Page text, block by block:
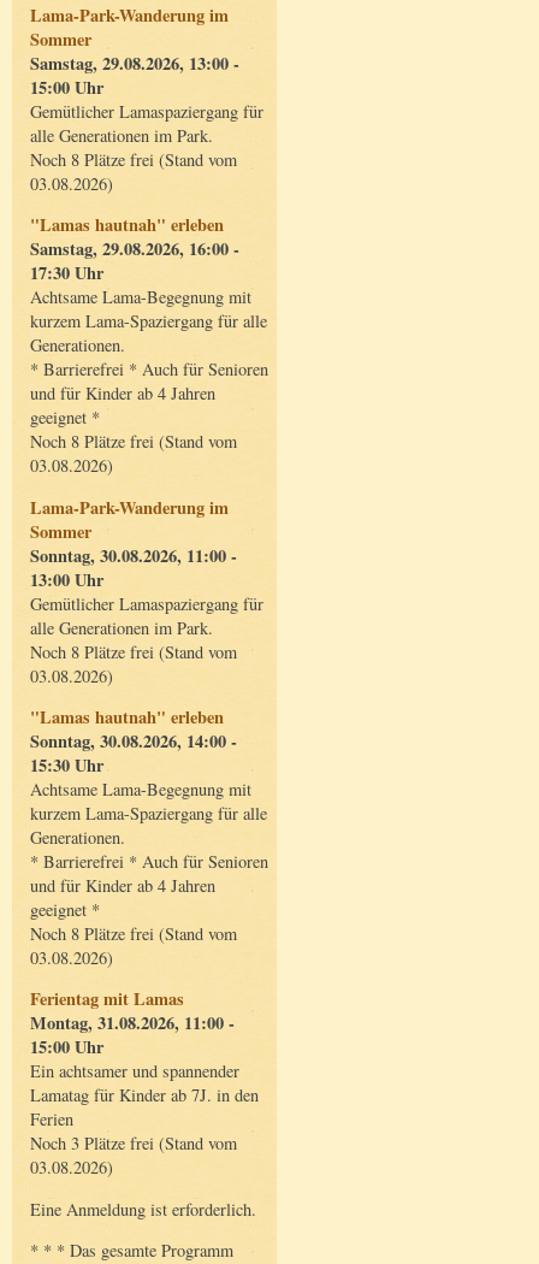
Lama-Park-Wanderung im
Sommer
Samstag, 29.08.2026, 13:00 -
15:00 Uhr
Gemütlicher Lamaspaziergang für
alle Generationen im Park.
Noch 8 Plätze frei (Stand vom
03.08.2026)
"Lamas hautnah" erleben
Samstag, 29.08.2026, 16:00 -
17:30 Uhr
Achtsame Lama-Begegnung mit
kurzem Lama-Spaziergang für alle
Generationen.
* Barrierefrei * Auch für Senioren
und für Kinder ab 4 Jahren
geeignet *
Noch 8 Plätze frei (Stand vom
03.08.2026)
Lama-Park-Wanderung im
Sommer
Sonntag, 30.08.2026, 11:00 -
13:00 Uhr
Gemütlicher Lamaspaziergang für
alle Generationen im Park.
Noch 8 Plätze frei (Stand vom
03.08.2026)
"Lamas hautnah" erleben
Sonntag, 30.08.2026, 14:00 -
15:30 Uhr
Achtsame Lama-Begegnung mit
kurzem Lama-Spaziergang für alle
Generationen.
* Barrierefrei * Auch für Senioren
und für Kinder ab 4 Jahren
geeignet *
Noch 8 Plätze frei (Stand vom
03.08.2026)
Ferientag mit Lamas
Montag, 31.08.2026, 11:00 -
15:00 Uhr
Ein achtsamer und spannender
Lamatag für Kinder ab 7J. in den
Ferien
Noch 3 Plätze frei (Stand vom
03.08.2026)
Eine Anmeldung ist erforderlich.
* * * Das gesamte Programm